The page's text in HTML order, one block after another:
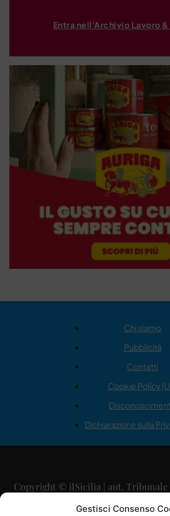
Gestisci Consenso
Entra nell'Archivio Lavoro
Chi siamo
Pubblicità
Contatti
Cookie Policy
Dichiarazione sulla
Copyright © ilSicilia | aut. Tribunale
29/09/2015